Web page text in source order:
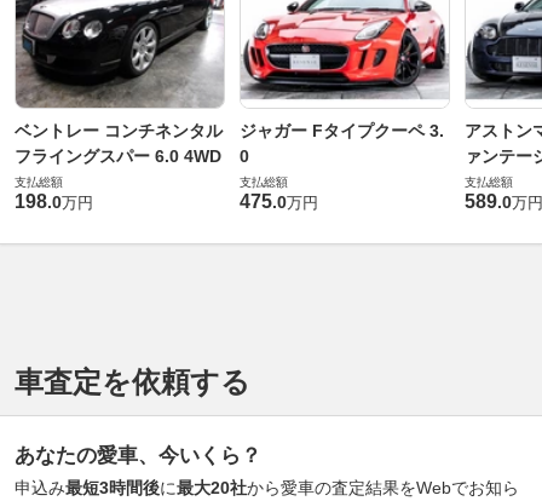
ベントレー コンチネンタル
フライングスパー 6.0 4WD
支払総額
198.0万円
ジャガー Fタイプクーペ 3.
0
支払総額
475.0万円
アストン
ァンテー
支払総額
589.0万円
車査定を依頼する
あなたの愛車、今いくら？
申込み最短3時間後に最大20社から愛車の査定結果をWebでお知ら